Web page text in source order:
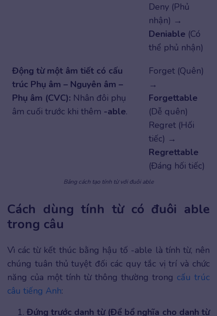
Deny (Phủ
nhận) →
Deniable (Có
thể phủ nhận)
Động từ một âm tiết có cấu
trúc Phụ âm – Nguyên âm –
Phụ âm (CVC): Nhân đôi phụ
âm cuối trước khi thêm -able.
Forget (Quên)
→
Forgettable
(Dễ quên)
Regret (Hối
tiếc) →
Regrettable
(Đáng hối tiếc)
Bảng cách tạo tính từ với đuôi able
Cách dùng tính từ có đuôi able
trong câu
Vì các từ kết thúc bằng hậu tố -able là tính từ, nên
chúng tuân thủ tuyệt đối các quy tắc vị trí và chức
năng của một tính từ thông thường trong cấu trúc
câu tiếng Anh:
Đứng trước danh từ (Để bổ nghĩa cho danh từ